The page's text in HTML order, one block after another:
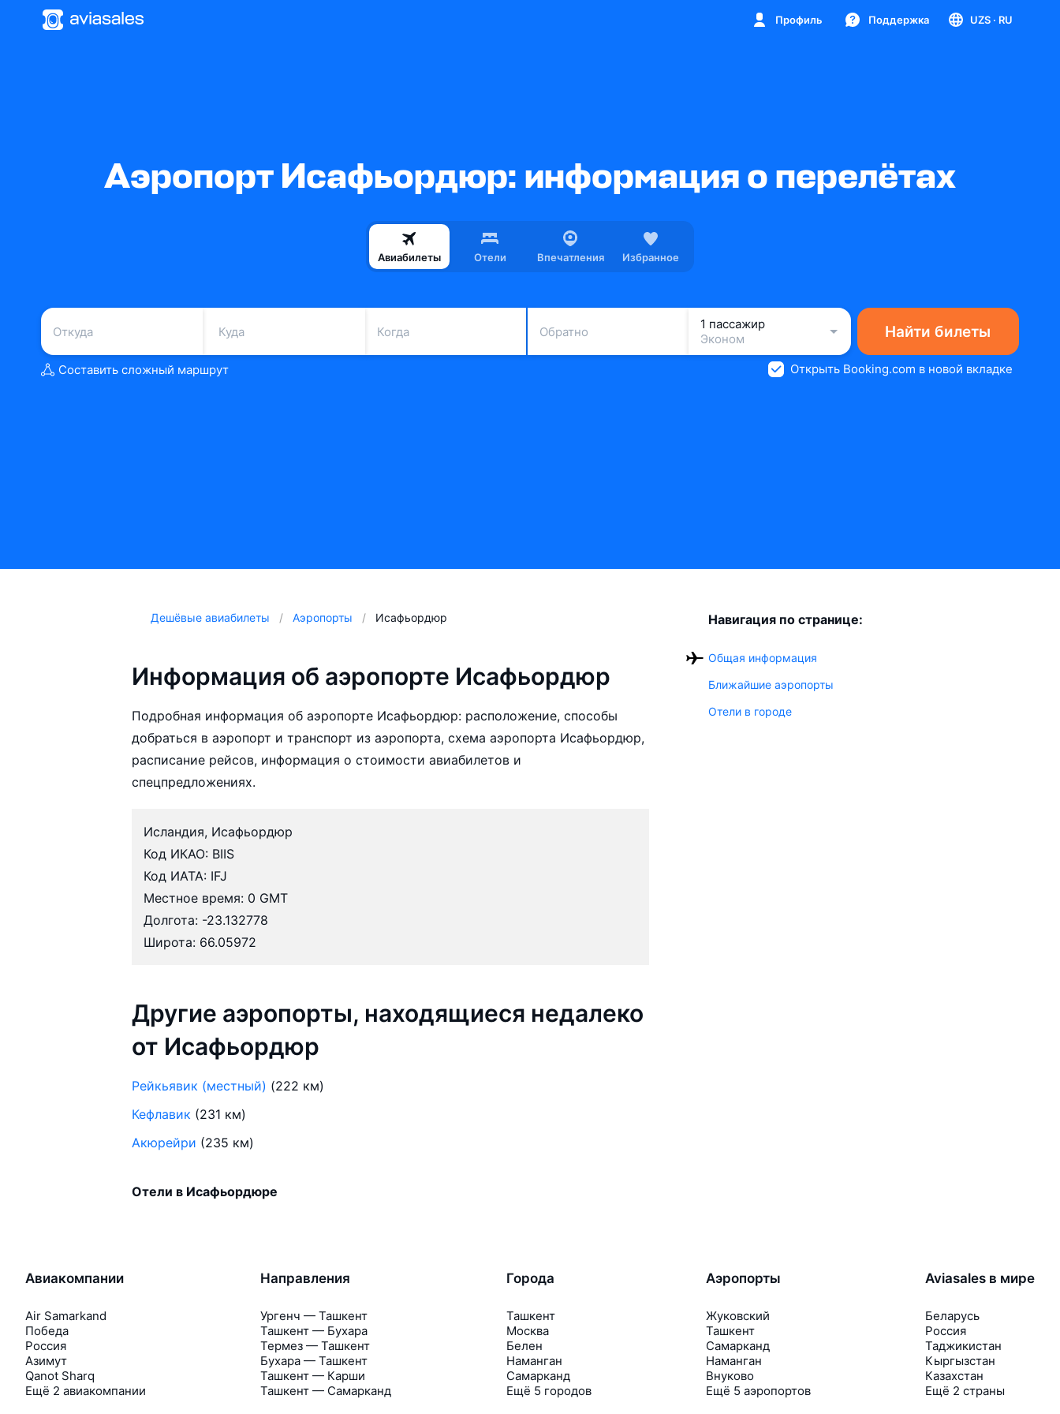
Профиль Поддержка UZS · RU
Аэропорт Исафьордюр: информация о перелётах
Авиабилеты Отели Впечатления Избранное
Когда Обратно
1 пассажир
Эконом
Найти билеты
Составить сложный маршрут Открыть Booking.com в новой вкладке
Дешёвые авиабилеты Аэропорты Исафьордюр
Информация об аэропорте Исафьордюр
Подробная информация об аэропорте Исафьордюр: расположение, способы
добраться в аэропорт и транспорт из аэропорта, схема аэропорта Исафьордюр,
расписание рейсов, информация о стоимости авиабилетов и
спецпредложениях.
Исландия, Исафьордюр
Код ИКАО: BIIS
Код ИАТА: IFJ
Местное время: 0 GMT
Долгота: -23.132778
Широта: 66.05972
Другие аэропорты, находящиеся недалеко
от Исафьордюр
Рейкьявик (местный) (222 км)
Кефлавик (231 км)
Акюрейри (235 км)
Отели в Исафьордюре
Навигация по странице:
Общая информация
Ближайшие аэропорты
Отели в городе
Авиакомпании
Air Samarkand
Победа
Россия
Азимут
Qanot Sharq
Ещё 2 авиакомпании
Направления
Ургенч — Ташкент
Ташкент — Бухара
Термез — Ташкент
Бухара — Ташкент
Ташкент — Карши
Ташкент — Самарканд
Города
Ташкент
Москва
Белен
Наманган
Самарканд
Ещё 5 городов
Аэропорты
Жуковский
Ташкент
Самарканд
Наманган
Внуково
Ещё 5 аэропортов
Aviasales в мире
Беларусь
Россия
Таджикистан
Кыргызстан
Казахстан
Ещё 2 страны